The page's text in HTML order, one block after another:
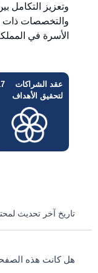
وتعزيز التكامل
والتخصصات ذات
الأسرة في
عقد الشراكات
لتحقيق الأهداف
تاريخ آخر تحديث
هل كانت هذه